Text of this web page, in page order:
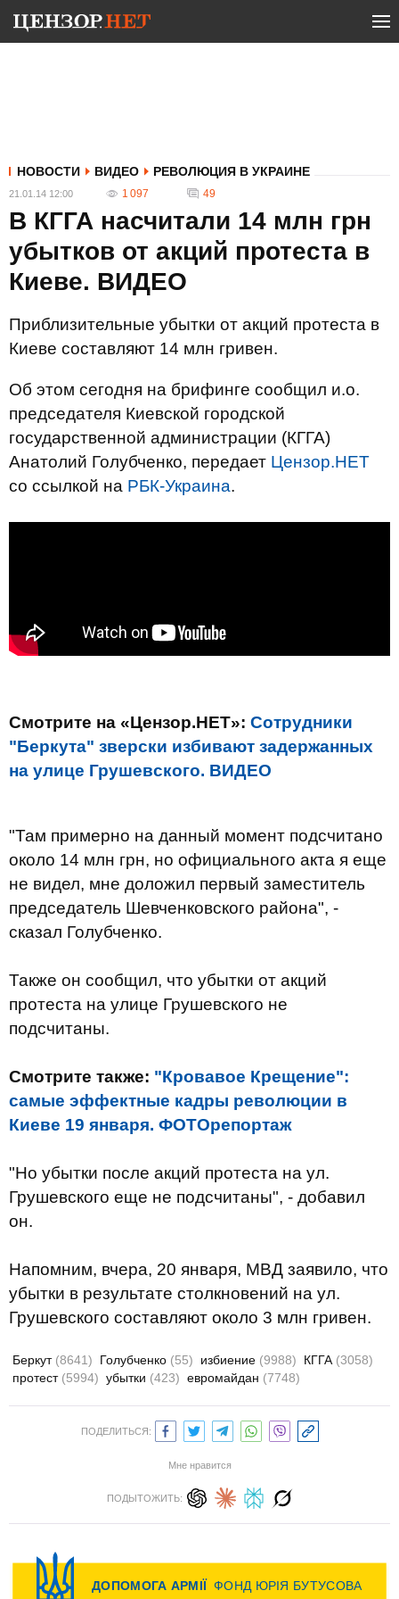
НОВОСТИ ВИДЕО РЕВОЛЮЦИЯ В УКРАИНЕ
21.01.14 12:00 1 097 49
В КГГА насчитали 14 млн грн
убытков от акций протеста в
Киеве. ВИДЕО
Приблизительные убытки от акций протеста в
Киеве составляют 14 млн гривен.
Об этом сегодня на брифинге сообщил и.о.
председателя Киевской городской
государственной администрации (КГГА)
Анатолий Голубченко, передает Цензор.НЕТ
со ссылкой на РБК-Украина.
Смотрите на «Цензор.НЕТ»: Сотрудники
"Беркута" зверски избивают задержанных
на улице Грушевского. ВИДЕО
"Там примерно на данный момент подсчитано
около 14 млн грн, но официального акта я еще
не видел, мне доложил первый заместитель
председатель Шевченковского района", -
сказал Голубченко.
Также он сообщил, что убытки от акций
протеста на улице Грушевского не
подсчитаны.
Смотрите также: "Кровавое Крещение":
самые эффектные кадры революции в
Киеве 19 января. ФОТОрепортаж
"Но убытки после акций протеста на ул.
Грушевского еще не подсчитаны", - добавил
он.
Напомним, вчера, 20 января, МВД заявило, что
убытки в результате столкновений на ул.
Грушевского составляют около 3 млн гривен.
Беркут (8641) Голубченко (55) избиение (9988) КГГА (3058)
протест (5994) убытки (423) евромайдан (7748)
ПОДЕЛИТЬСЯ:
Мне нравится
ПОДЫТОЖИТЬ: